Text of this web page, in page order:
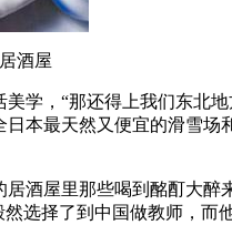
酒屋
学，“那还得上我们东北
本最天然又便宜的滑雪
酒屋里那些喝到酩酊大
选择了到中国做教师，